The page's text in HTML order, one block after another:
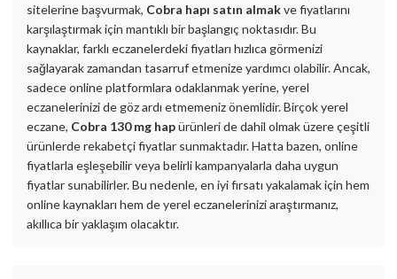
sitelerine başvurmak, Cobra hapı satın almakve fiyatlarını
karşılaştırmak için mantıklı bir başlangıç noktasıdır. Bu
kaynaklar, farklı eczanelerdeki fiyatları hızlıca görmenizi
sağlayarak zamandan tasarruf etmenize yardımcı olabilir. Ancak,
sadece online platformlara odaklanmak yerine, yerel
eczanelerinizi de göz ardı etmemeniz önemlidir. Birçok yerel
eczane, Cobra 130 mg hapürünleri de dahil olmak üzere çeşitli
ürünlerde rekabetçi fiyatlar sunmaktadır. Hatta bazen, online
fiyatlarla eşleşebilir veya belirli kampanyalarla daha uygun
fiyatlar sunabilirler. Bu nedenle, en iyi fırsatı yakalamak için hem
online kaynakları hem de yerel eczanelerinizi araştırmanız,
akıllıca bir yaklaşım olacaktır.